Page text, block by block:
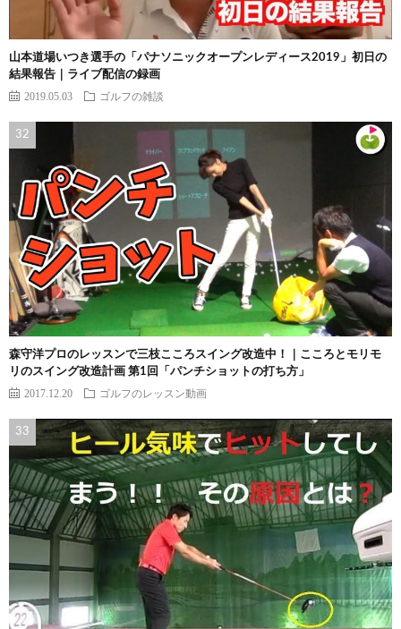
山本道場いつき選手の「パナソニックオープンレディース2019」初日の
結果報告｜ライブ配信の録画
2019.05.03 ゴルフの雑談
森守洋プロのレッスンで三枝こころスイング改造中！｜こころとモリモ
リのスイング改造計画 第1回「パンチショットの打ち方」
2017.12.20 ゴルフのレッスン動画